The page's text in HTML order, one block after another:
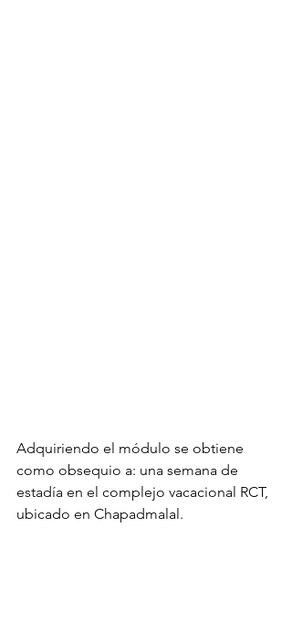
Adquiriendo el módulo se obtiene
como obsequio a: una semana de
estadía en el complejo vacacional RCT,
ubicado en Chapadmalal.